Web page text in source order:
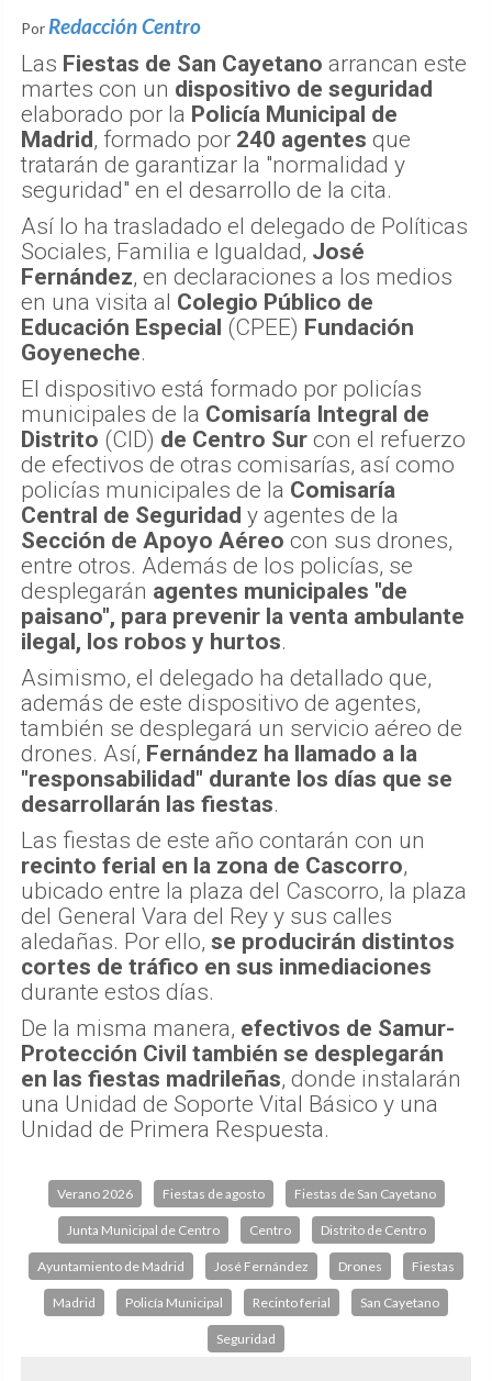
Por Redacción Centro
Las Fiestas de San Cayetano arrancan este
martes con un dispositivo de seguridad
elaborado por la Policía Municipal de
Madrid, formado por 240 agentes que
tratarán de garantizar la "normalidad y
seguridad" en el desarrollo de la cita.
Así lo ha trasladado el delegado de Políticas
Sociales, Familia e Igualdad, José
Fernández, en declaraciones a los medios
en una visita al Colegio Público de
Educación Especial (CPEE) Fundación
Goyeneche.
El dispositivo está formado por policías
municipales de la Comisaría Integral de
Distrito (CID) de Centro Sur con el refuerzo
de efectivos de otras comisarías, así como
policías municipales de la Comisaría
Central de Seguridad y agentes de la
Sección de Apoyo Aéreo con sus drones,
entre otros. Además de los policías, se
desplegarán agentes municipales "de
paisano", para prevenir la venta ambulante
ilegal, los robos y hurtos.
Asimismo, el delegado ha detallado que,
además de este dispositivo de agentes,
también se desplegará un servicio aéreo de
drones. Así, Fernández ha llamado a la
"responsabilidad" durante los días que se
desarrollarán las fiestas.
Las fiestas de este año contarán con un
recinto ferial en la zona de Cascorro,
ubicado entre la plaza del Cascorro, la plaza
del General Vara del Rey y sus calles
aledañas. Por ello, se producirán distintos
cortes de tráfico en sus inmediaciones
durante estos días.
De la misma manera, efectivos de Samur-
Protección Civil también se desplegarán
en las fiestas madrileñas, donde instalarán
una Unidad de Soporte Vital Básico y una
Unidad de Primera Respuesta.
Verano 2026 Fiestas de agosto Fiestas de San Cayetano
Junta Municipal de Centro Centro Distrito de Centro
Ayuntamiento de Madrid José Fernández Drones Fiestas
Madrid Policía Municipal Recinto ferial San Cayetano
Seguridad